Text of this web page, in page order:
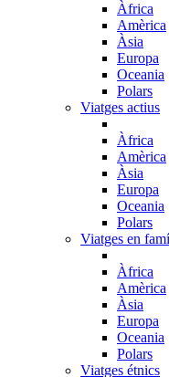
Àfrica
Amèrica
Àsia
Europa
Oceania
Polars
Viatges actius
Àfrica
Amèrica
Àsia
Europa
Oceania
Polars
Viatges en
Àfrica
Amèrica
Àsia
Europa
Oceania
Polars
Viatges étnics